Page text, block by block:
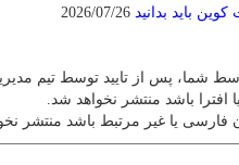
باید بدانید
شما، پس از تایید توسط تیم
افترا باشد منتشر نخواهد شد.
فارسی یا غیر مرتبط باشد منتشر